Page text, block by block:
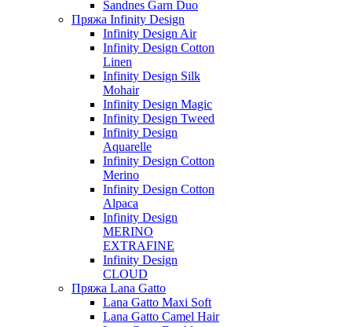
Sandnes Garn Duo
Пряжа Infinity Design
Infinity Design Air
Infinity Design Cotton
Linen
Infinity Design Silk
Mohair
Infinity Design Magic
Infinity Design Tweed
Infinity Design
Aquarelle
Infinity Design Cotton
Merino
Infinity Design Cotton
Alpaca
Infinity Design
MERINO
EXTRAFINE
Infinity Design
CLOUD
Пряжа Lana Gatto
Lana Gatto Maxi Soft
Lana Gatto Camel Hair